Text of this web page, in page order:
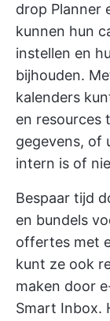
drop Planner
kunnen hun
instellen en
bijhouden.
kalenders
en resources
gegevens, of
intern is of
Bespaar tijd
en bundels
offertes met
kunt ze ook
maken door
Smart Inbox.